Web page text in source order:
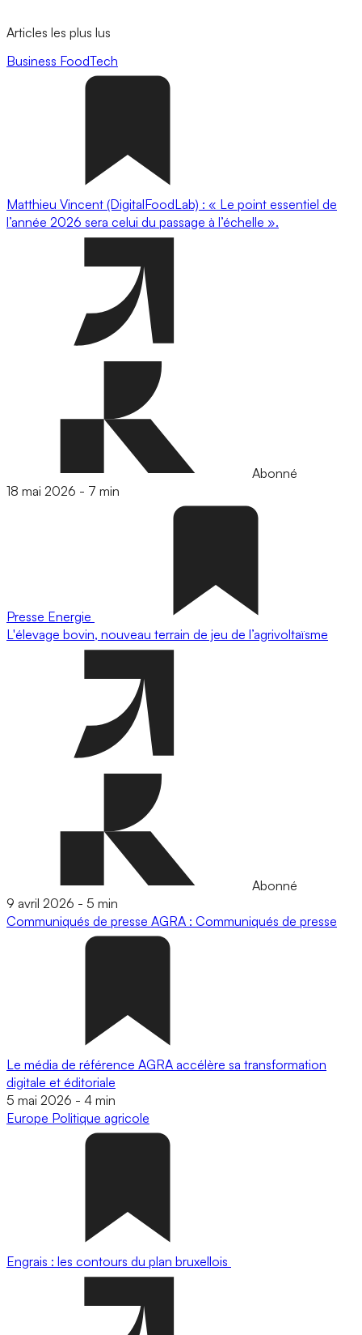
Articles les plus lus
Business FoodTech
Matthieu Vincent (DigitalFoodLab) : « Le point essentiel de
l’année 2026 sera celui du passage à l’échelle ».
Abonné
18 mai 2026 - 7 min
Presse Energie
L'élevage bovin, nouveau terrain de jeu de l’agrivoltaïsme
Abonné
9 avril 2026 - 5 min
Communiqués de presse AGRA : Communiqués de presse
Le média de référence AGRA accélère sa transformation
digitale et éditoriale
5 mai 2026 - 4 min
Europe Politique agricole
Engrais : les contours du plan bruxellois